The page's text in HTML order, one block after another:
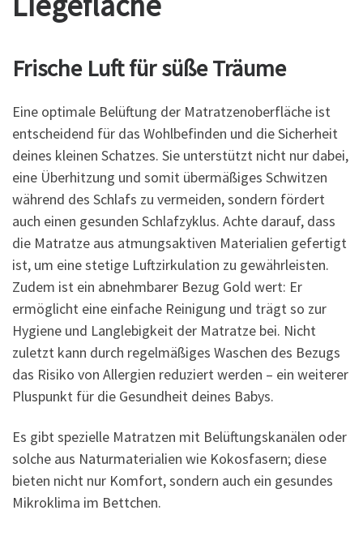
Frische Luft für süße Träume
Eine optimale Belüftung der Matratzenoberfläche ist
entscheidend für das Wohlbefinden und die Sicherheit
deines kleinen Schatzes. Sie unterstützt nicht nur dabei,
eine Überhitzung und somit übermäßiges Schwitzen
während des Schlafs zu vermeiden, sondern fördert
auch einen gesunden Schlafzyklus. Achte darauf, dass
die Matratze aus atmungsaktiven Materialien gefertigt
ist, um eine stetige Luftzirkulation zu gewährleisten.
Zudem ist ein abnehmbarer Bezug Gold wert: Er
ermöglicht eine einfache Reinigung und trägt so zur
Hygiene und Langlebigkeit der Matratze bei. Nicht
zuletzt kann durch regelmäßiges Waschen des Bezugs
das Risiko von Allergien reduziert werden – ein weiterer
Pluspunkt für die Gesundheit deines Babys.
Es gibt spezielle Matratzen mit Belüftungskanälen oder
solche aus Naturmaterialien wie Kokosfasern; diese
bieten nicht nur Komfort, sondern auch ein gesundes
Mikroklima im Bettchen.